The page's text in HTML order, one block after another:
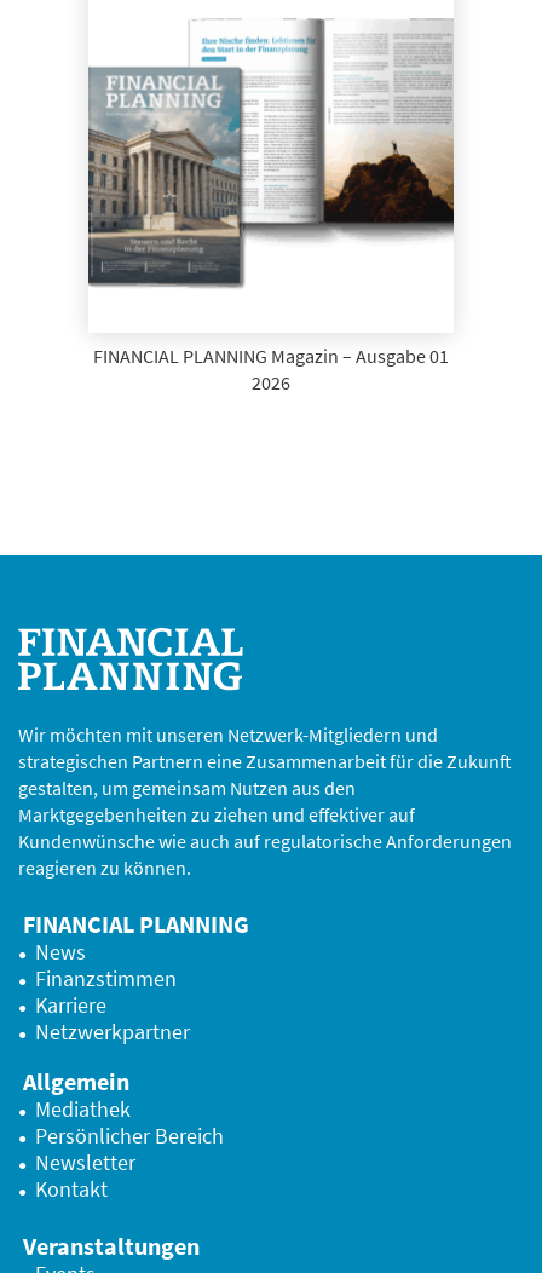
FINANCIAL PLANNING Magazin – Ausgabe 01
2026
Wir möchten mit unseren Netzwerk-Mitgliedern und
strategischen Partnern eine Zusammenarbeit für die Zukunft
gestalten, um gemeinsam Nutzen aus den
Marktgegebenheiten zu ziehen und effektiver auf
Kundenwünsche wie auch auf regulatorische Anforderungen
reagieren zu können.
FINANCIAL PLANNING
News
Finanzstimmen
Karriere
Netzwerkpartner
Allgemein
Mediathek
Persönlicher Bereich
Newsletter
Kontakt
Veranstaltungen